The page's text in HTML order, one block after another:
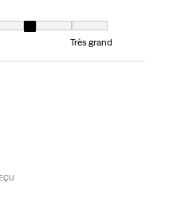
petit et 7 est égal à Très grand
Très grand